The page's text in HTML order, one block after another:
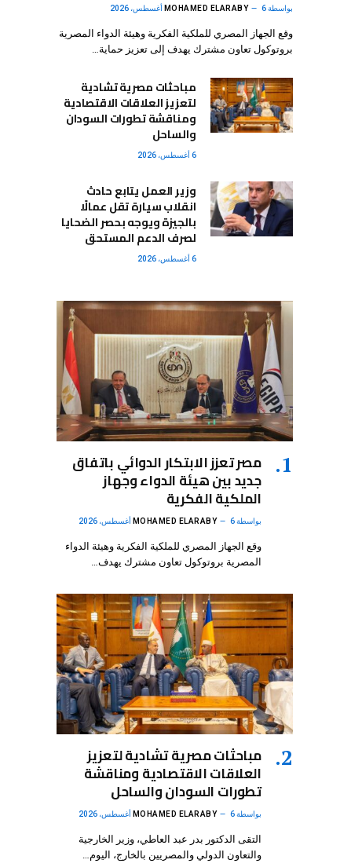
بواسطة MOHAMED ELARABY 6 أغسطس، 2026
وقع الجهاز المصري للملكية الفكرية وهيئة الدواء المصرية
بروتوكول تعاون مشترك يهدف إلى تعزيز حماية…
مباحثات مصرية تشادية
لتعزيز العلاقات الاقتصادية
ومناقشة تطورات السودان
والساحل
6 أغسطس، 2026
وزير العمل يتابع حادث
انقلاب سيارة تقل عمالًا
بالجيزة ويوجه بحصر الضحايا
لصرف الدعم المستحق
6 أغسطس، 2026
مصر تعزز الابتكار الدوائي باتفاق
جديد بين هيئة الدواء وجهاز
الملكية الفكرية
بواسطة MOHAMED ELARABY 6 أغسطس، 2026
وقع الجهاز المصري للملكية الفكرية وهيئة الدواء
المصرية بروتوكول تعاون مشترك يهدف…
مباحثات مصرية تشادية لتعزيز
العلاقات الاقتصادية ومناقشة
تطورات السودان والساحل
بواسطة MOHAMED ELARABY 6 أغسطس، 2026
التقى الدكتور بدر عبد العاطي، وزير الخارجية
والتعاون الدولي والمصريين بالخارج، اليوم…